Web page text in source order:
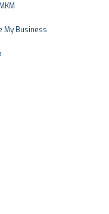
My Business